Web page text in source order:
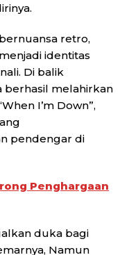
retro,
identitas
Di balik
berhasil melahirkan
I’m Down”,
pendengar di
Penghargaan
duka bagi
Namun